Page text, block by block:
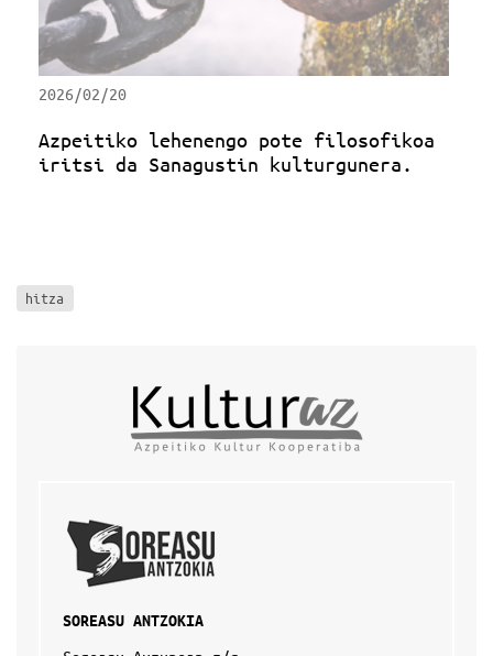
2026/02/20
Azpeitiko lehenengo pote filosofikoa
iritsi da Sanagustin kulturgunera.
hitza
SOREASU ANTZOKIA